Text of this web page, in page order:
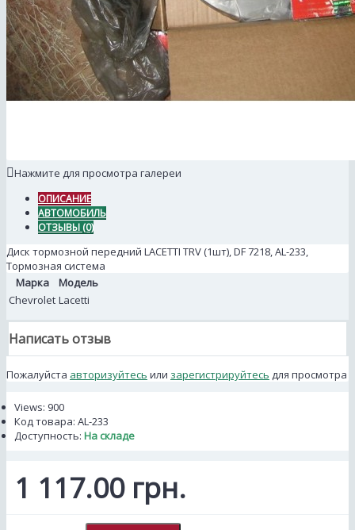
Нажмите для просмотра галереи
ОПИСАНИЕ
АВТОМОБИЛЬ
ОТЗЫВЫ (0)
Диск тормозной передний LACETTI TRV (1шт), DF 7218, AL-233,
Тормозная система
Марка
Модель
Chevrolet Lacetti
Написать отзыв
Пожалуйста авторизуйтесь или зарегистрируйтесь для просмотра
Views: 900
Код товара: AL-233
Доступность: На складе
1 117.00 грн.